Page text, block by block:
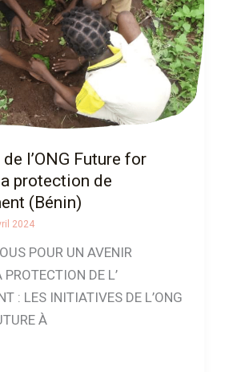
l’ONG Future for
protection de
(Bénin)
2024
POUR UN AVENIR
DE L’
: LES INITIATIVES DE L’ONG
À